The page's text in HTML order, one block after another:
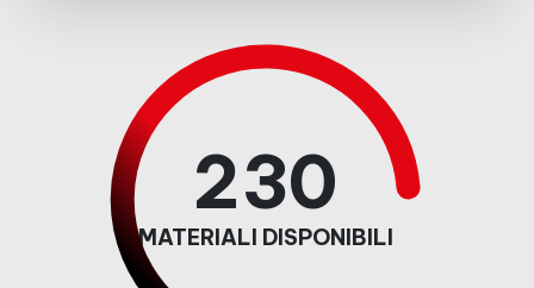
230
MATERIALI DISPONIBILI